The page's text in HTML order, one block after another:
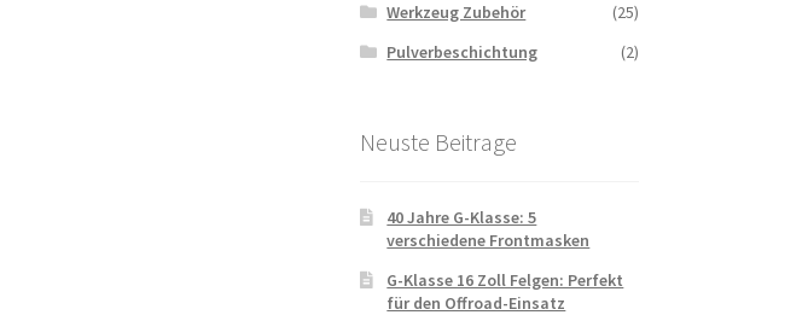
Werkzeug Zubehör
(25)
Pulverbeschichtung
(2)
Neuste Beitrage
40 Jahre G-Klasse: 5
verschiedene Frontmasken
G-Klasse 16 Zoll Felgen: Perfekt
für den Offroad-Einsatz